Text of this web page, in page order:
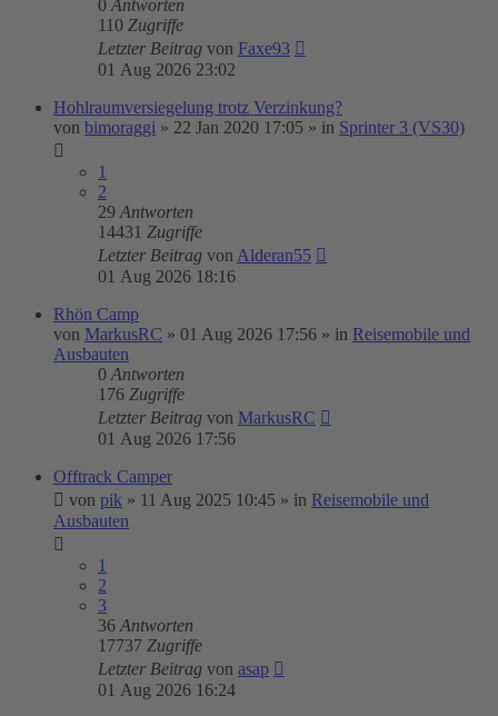
0 Antworten
110 Zugriffe
Letzter Beitrag von Faxe93
01 Aug 2026 23:02
Hohlraumversiegelung trotz Verzinkung?
von bimoraggi » 22 Jan 2020 17:05 » in Sprinter 3 (VS30)
1
2
29 Antworten
14431 Zugriffe
Letzter Beitrag von Alderan55
01 Aug 2026 18:16
Rhön Camp
von MarkusRC » 01 Aug 2026 17:56 » in Reisemobile und
Ausbauten
0 Antworten
176 Zugriffe
Letzter Beitrag von MarkusRC
01 Aug 2026 17:56
Offtrack Camper
von pik » 11 Aug 2025 10:45 » in Reisemobile und
Ausbauten
1
2
3
36 Antworten
17737 Zugriffe
Letzter Beitrag von asap
01 Aug 2026 16:24